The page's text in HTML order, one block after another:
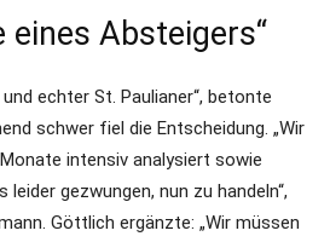
eines Absteigers“
echter St. Paulianer“, betonte
schwer fiel die Entscheidung. „Wir
intensiv analysiert sowie
gezwungen, nun zu handeln“,
Göttlich ergänzte: „Wir müssen